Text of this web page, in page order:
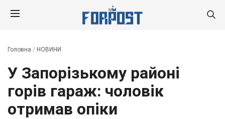
Головна / НОВИНИ
У Запорізькому районі
горів гараж: чоловік
отримав опіки